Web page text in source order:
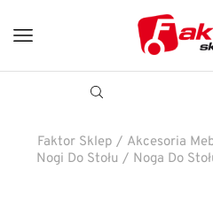
Faktor Sklep / Akcesoria
Nogi Do Stołu / Noga Do